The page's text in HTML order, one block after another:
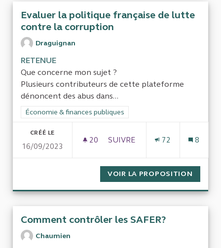
Evaluer la politique française de lutte
contre la corruption
Draguignan
RETENUE
Que concerne mon sujet ?
Plusieurs contributeurs de cette plateforme
dénoncent des abus dans...
Filtrer les résultats de la catégorie : Économie & finances
Économie & finances publiques
CRÉÉ LE
16/09/2023
20 20 ABONNÉS
SUIVRE
72 8
VOIR LA PROPOSITION
Comment contrôler les SAFER?
Chaumien